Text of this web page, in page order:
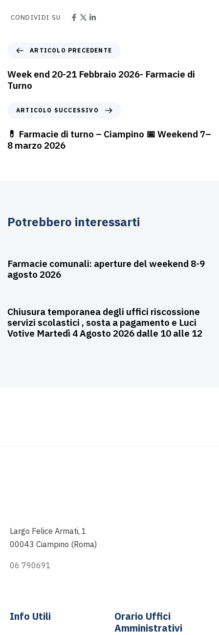
CONDIVIDI SU
ARTICOLO PRECEDENTE
Week end 20-21 Febbraio 2026- Farmacie di
Turno
ARTICOLO SUCCESSIVO
💊 Farmacie di turno – Ciampino 📅 Weekend 7–
8 marzo 2026
Potrebbero interessarti
Farmacie comunali: aperture del weekend 8-9
agosto 2026
Chiusura temporanea degli uffici riscossione
servizi scolastici , sosta a pagamento e Luci
Votive Martedì 4 Agosto 2026 dalle 10 alle 12
Largo Felice Armati, 1
00043 Ciampino (Roma)
06 790691
Info Utili
Orario Uffici
Amministrativi